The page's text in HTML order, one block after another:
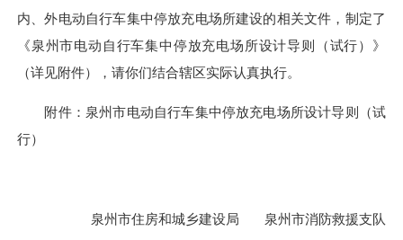
内、外电动自行车集中停放充电场所建设的相关文件，制定了
《泉州市电动自行车集中停放充电场所设计导则（试行）》
（详见附件），请你们结合辖区实际认真执行。
附件：泉州市电动自行车集中停放充电场所设计导则（试
行）
泉州市住房和城乡建设局 泉州市消防救援支队